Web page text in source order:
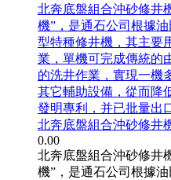
北奔底盤組合沖砂修井
機”，是通石公司根據
型特種修井機，其主要
業，單機可完成傳統的
的洗井作業，實現一機
其它輔助設備，從而降
發明專利，并已批量出
北奔底盤組合沖砂修井
0.00
北奔底盤組合沖砂修井
機”，是通石公司根據